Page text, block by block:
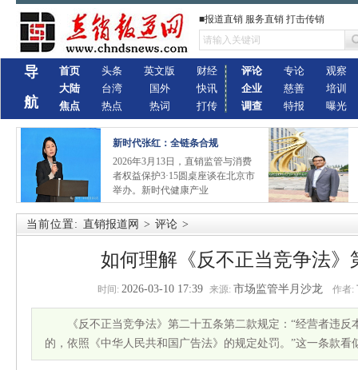
■报道直销 服务直销 打击传销
导
航
首页
大陆
焦点
头条
台湾
热点
英文版
国外
热词
财经
快讯
打传
评论
企业
调查
专论
慈善
特报
观察
培训
曝光
新时代张红：全链条合规
2026年3月13日，直销监管与消费
者权益保护3·15圆桌座谈在北京市
举办。新时代健康产业
当前位置: 直销报道网 > 评论 >
如何理解《反不正当竞争法》
时间: 2026-03-10 17:39 来源: 市场监管半月沙龙 作者:
《反不正当竞争法》第二十五条第二款规定：“经营者违
的，依照《中华人民共和国广告法》的规定处罚。”这一条款看